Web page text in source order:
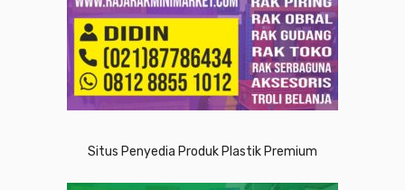
Situs Penyedia Produk Plastik Premium